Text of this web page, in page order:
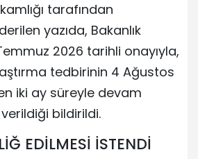
tarafından
yazıda, Bakanlık
2026 tarihli onayıyla,
tedbirinin 4 Ağustos
iki ay süreyle devam
bildirildi.
EDİLMESİ İSTENDİ